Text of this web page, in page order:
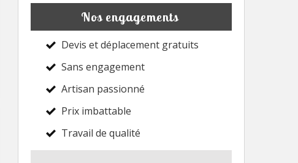
Nos engagements
Devis et déplacement gratuits
Sans engagement
Artisan passionné
Prix imbattable
Travail de qualité